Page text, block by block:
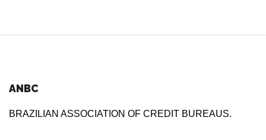
ANBC
BRAZILIAN ASSOCIATION OF CREDIT BUREAUS.